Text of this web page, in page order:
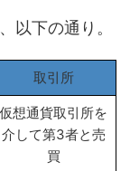
以下の通り。
取引所
仮想通貨取引所を
介して第3者と売
買